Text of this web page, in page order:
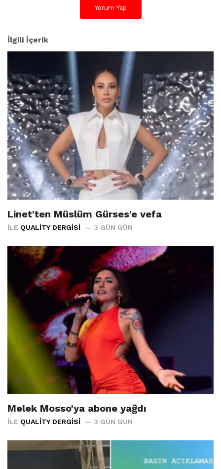
Yorum Yap
İlgili İçerik
Linet'ten Müslüm Gürses'e vefa
İLE QUALITY DERGISI 3 GÜN GÜN
Melek Mosso'ya abone yağdı
İLE QUALITY DERGISI 3 GÜN GÜN